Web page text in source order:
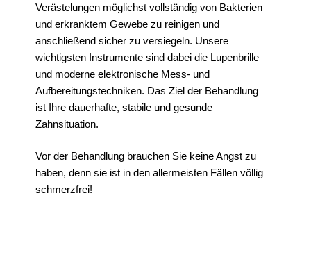
Verästelungen möglichst vollständig von Bakterien
und erkranktem Gewebe zu reinigen und
anschließend sicher zu versiegeln. Unsere
wichtigsten Instrumente sind dabei die Lupenbrille
und moderne elektronische Mess- und
Aufbereitungstechniken. Das Ziel der Behandlung
ist Ihre dauerhafte, stabile und gesunde
Zahnsituation.
Vor der Behandlung brauchen Sie keine Angst zu
haben, denn sie ist in den allermeisten Fällen völlig
schmerzfrei!